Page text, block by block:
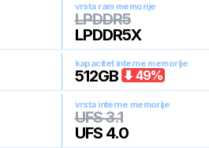
vrsta ram memorije
LPDDR5
LPDDR5X
kapacitet interne memorije
512GB 49%
vrsta interne memorije
UFS 3.1
UFS 4.0